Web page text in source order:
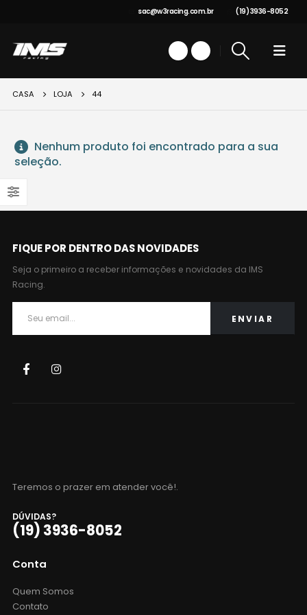
sac@w3racing.com.br (19) 3936-8052
CASA LOJA 44
Nenhum produto foi encontrado para a sua
seleção.
FIQUE POR DENTRO DAS NOVIDADES
Seja o primeiro a receber informações e novidades da IMS
Racing.
Teremos o prazer em atender você!.
DÚVIDAS?
(19) 3936-8052
Conta
Quem Somos
Contato